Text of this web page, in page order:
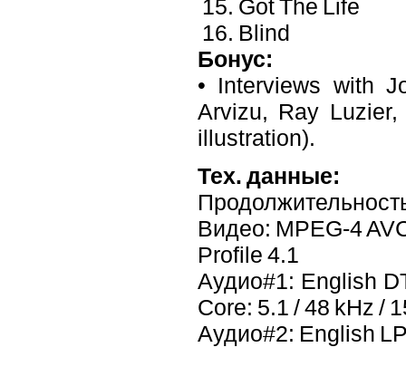
15. Got The Life
16. Blind
Бонус:
• Interviews with
Arvizu, Ray
illustration).
Тех. данные:
Видео: MPEG-4
Profile 4.1
Аудио#1: English
Core: 5.1 / 48 kHz /
Аудио#2: English